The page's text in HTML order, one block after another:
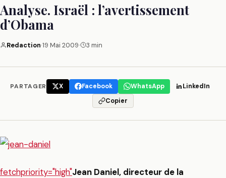
Analyse. Israël : l’avertissement
d’Obama
Redaction·19 Mai 2009· 3 min
PARTAGER X Facebook WhatsApp
LinkedIn
Copier
fetchpriority="high"Jean Daniel, directeur de la